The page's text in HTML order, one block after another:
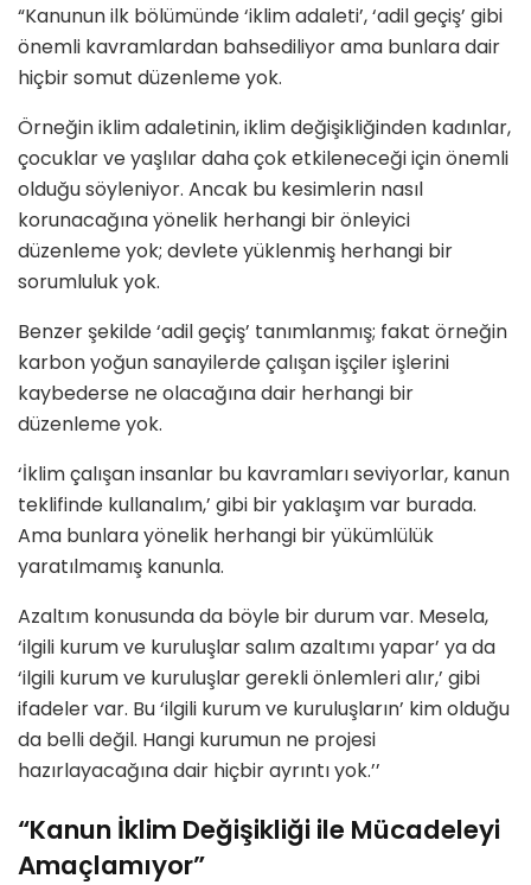
“Kanunun ilk bölümünde ‘iklim adaleti’, ‘adil geçiş’ gibi
önemli kavramlardan bahsediliyor ama bunlara dair
hiçbir somut düzenleme yok.
Örneğin iklim adaletinin, iklim değişikliğinden kadınlar,
çocuklar ve yaşlılar daha çok etkileneceği için önemli
olduğu söyleniyor. Ancak bu kesimlerin nasıl
korunacağına yönelik herhangi bir önleyici
düzenleme yok; devlete yüklenmiş herhangi bir
sorumluluk yok.
Benzer şekilde ‘adil geçiş’ tanımlanmış; fakat örneğin
karbon yoğun sanayilerde çalışan işçiler işlerini
kaybederse ne olacağına dair herhangi bir
düzenleme yok.
‘İklim çalışan insanlar bu kavramları seviyorlar, kanun
teklifinde kullanalım,’ gibi bir yaklaşım var burada.
Ama bunlara yönelik herhangi bir yükümlülük
yaratılmamış kanunla.
Azaltım konusunda da böyle bir durum var. Mesela,
‘ilgili kurum ve kuruluşlar salım azaltımı yapar’ ya da
‘ilgili kurum ve kuruluşlar gerekli önlemleri alır,’ gibi
ifadeler var. Bu ‘ilgili kurum ve kuruluşların’ kim olduğu
da belli değil. Hangi kurumun ne projesi
hazırlayacağına dair hiçbir ayrıntı yok.’’
“Kanun İklim Değişikliği ile Mücadeleyi
Amaçlamıyor”